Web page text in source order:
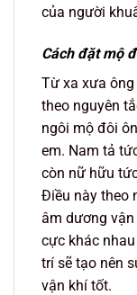
của người
Cách đặt mộ
Từ xa xưa
theo nguyên
ngôi mộ đôi
em. Nam tả
còn nữ hữu
Điều này theo
âm dương
cực khác
trí sẽ tạo nên
vận khí tốt.